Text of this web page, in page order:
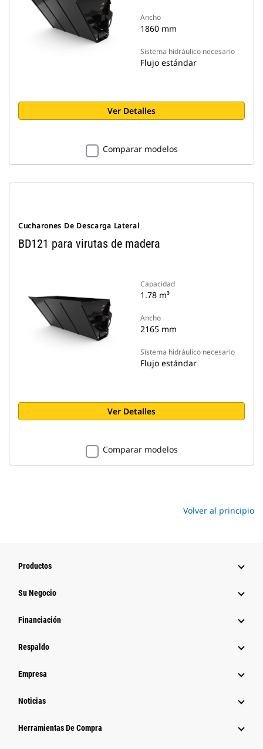
Ancho
1860 mm
Sistema hidráulico necesario
Flujo estándar
Ver Detalles
Comparar modelos
Cucharones De Descarga Lateral
BD121 para virutas de madera
Capacidad
1.78 m³
Ancho
2165 mm
Sistema hidráulico necesario
Flujo estándar
Ver Detalles
Comparar modelos
Volver al principio
Productos
Su Negocio
Financiación
Respaldo
Empresa
Noticias
Herramientas De Compra